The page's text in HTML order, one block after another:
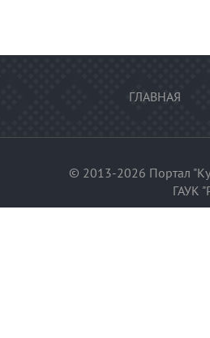
ГЛАВНАЯ
© 2013-2026 Портал
ГАУК